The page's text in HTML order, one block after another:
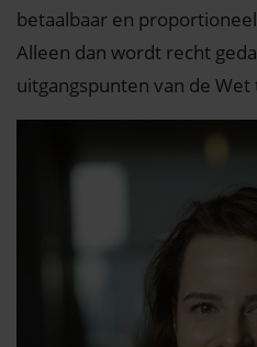
betaalbaar en
Alleen dan wordt recht
uitgangspunten van de